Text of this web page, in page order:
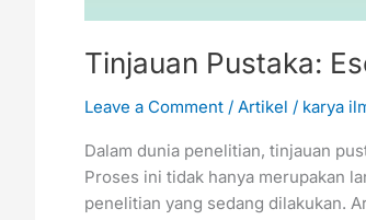
Tinjauan Pustaka:
Leave a Comment / Artikel / karya
Dalam dunia penelitian, tinjauan
Proses ini tidak hanya merupakan
penelitian yang sedang dilakukan.